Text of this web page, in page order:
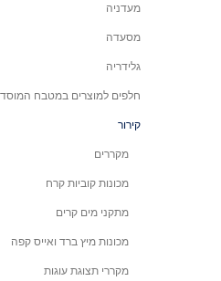
מעדניה
מסעדה
גלידריה
חלפים למוצרים במטבח
קירור
מקררים
מכונות קוביות קרח
מתקני מים קרים
מכונות מיץ ברד ואייס קפה
מקררי תצוגת עוגות